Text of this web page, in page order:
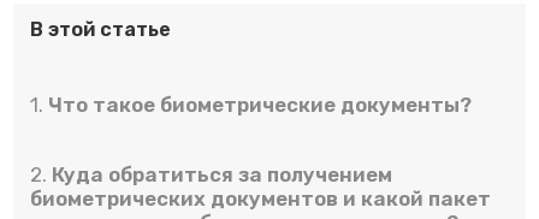
В этой статье
1. Что такое биометрические документы?
2. Куда обратиться за получением
биометрических документов и какой пакет